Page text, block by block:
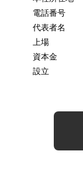
電話番号
代表者名
上場
資本金
設立